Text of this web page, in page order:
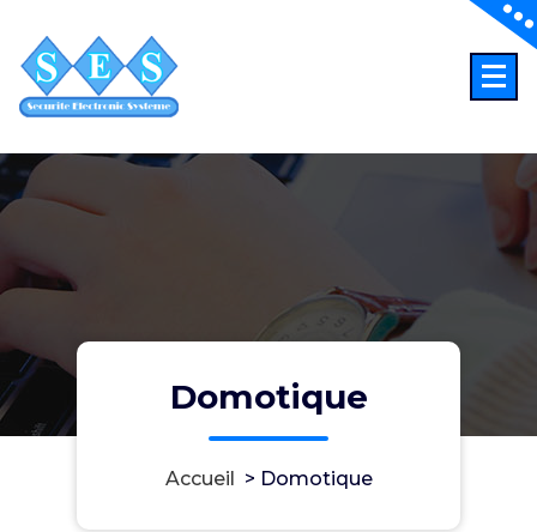
contenu
Domotique
Accueil > Domotique